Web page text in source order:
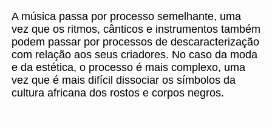
A música passa por processo semelhante, uma
vez que os ritmos, cânticos e instrumentos também
podem passar por processos de descaracterização
com relação aos seus criadores. No caso da moda
e da estética, o processo é mais complexo, uma
vez que é mais difícil dissociar os símbolos da
cultura africana dos rostos e corpos negros.